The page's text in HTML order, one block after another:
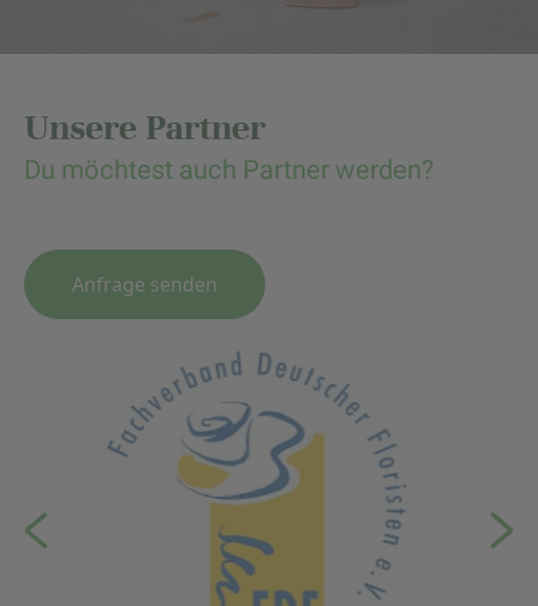
Unsere Partner
Du möchtest auch Partner werden?
Anfrage senden